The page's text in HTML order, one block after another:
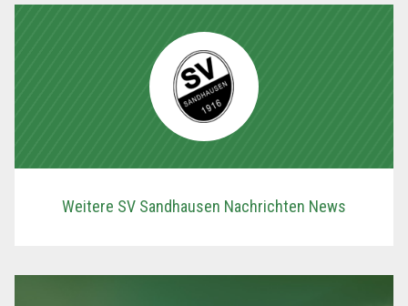
Weitere SV Sandhausen Nachrichten News